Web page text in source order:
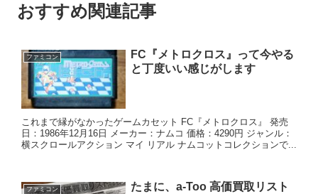
おすすめ関連記事
ファミコン
FC『メトロクロス』って今やる
と丁度いい感じがします
これまで縁がなかったゲームカセット FC『メトロクロス』 発売
日：1986年12月16日 メーカー：ナムコ 価格：4290円 ジャンル：
横スクロールアクション マイ リアル ナムコットコレクションで...
ファミコン
たまに、a-Too 高価買取リスト